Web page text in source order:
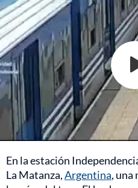
En la estación
La Matanza,Argentina, una